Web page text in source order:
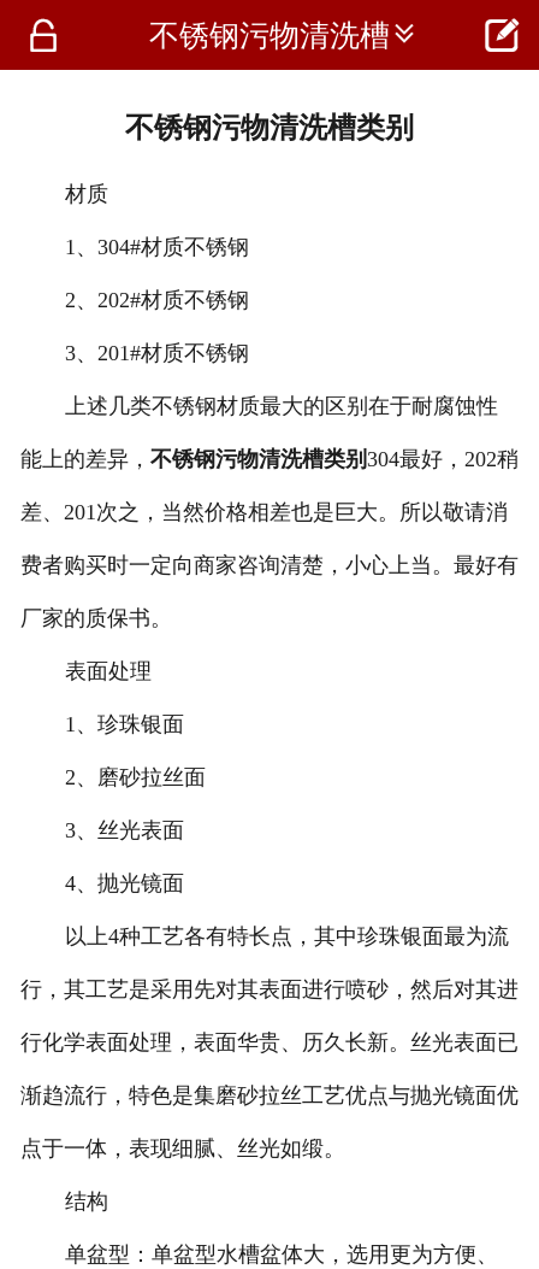
 首页
 不锈钢污物清洗槽  
不锈钢污物清洗槽类别
材质
1、304#材质不锈钢
2、202#材质不锈钢
3、201#材质不锈钢
上述几类不锈钢材质最大的区别在于耐腐蚀性
能上的差异， 不锈钢污物清洗槽类别 304最好，202稍
差、201次之，当然价格相差也是巨大。所以敬请消
费者购买时一定向商家咨询清楚，小心上当。最好有
厂家的质保书。
表面处理
1、珍珠银面
2、磨砂拉丝面
3、丝光表面
4、抛光镜面
以上4种工艺各有特长点，其中珍珠银面最为流
行，其工艺是采用先对其表面进行喷砂，然后对其进
行化学表面处理，表面华贵、历久长新。丝光表面已
渐趋流行，特色是集磨砂拉丝工艺优点与抛光镜面优
点于一体，表现细腻、丝光如缎。
结构
单盆型：单盆型水槽盆体大，选用更为方便、